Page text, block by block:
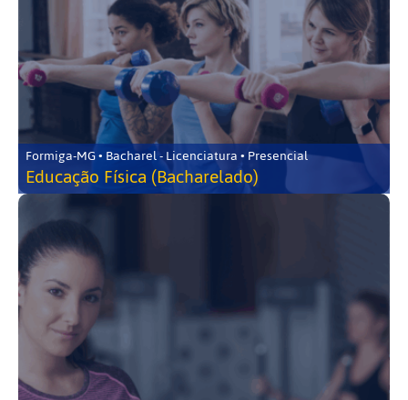
Formiga-MG • Bacharel - Licenciatura • Presencial
Educação Física (Bacharelado)